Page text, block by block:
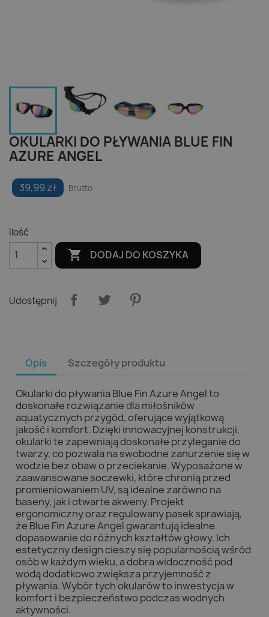
OKULARKI DO PŁYWANIA BLUE FIN
AZURE ANGEL
39,99 zł Brutto
Ilość
 DODAJ DO KOSZYKA
Udostępnij
Opis Szczegóły produktu
Okularki do pływania Blue Fin Azure Angel to
doskonałe rozwiązanie dla miłośników
aquatycznych przygód, oferujące wyjątkową
jakość i komfort. Dzięki innowacyjnej konstrukcji,
okularki te zapewniają doskonałe przyleganie do
twarzy, co pozwala na swobodne zanurzenie się w
wodzie bez obaw o przeciekanie. Wyposażone w
zaawansowane soczewki, które chronią przed
promieniowaniem UV, są idealne zarówno na
baseny, jak i otwarte akweny. Projekt
ergonomiczny oraz regulowany pasek sprawiają,
że Blue Fin Azure Angel gwarantują idealne
dopasowanie do różnych kształtów głowy. Ich
estetyczny design cieszy się popularnością wśród
osób w każdym wieku, a dobra widoczność pod
wodą dodatkowo zwiększa przyjemność z
pływania. Wybór tych okularów to inwestycja w
komfort i bezpieczeństwo podczas wodnych
aktywności.